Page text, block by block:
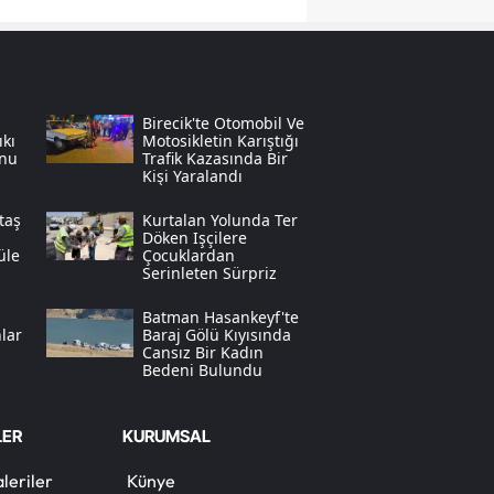
Aksaray
Bayburt
Karaman
Kırıkkale
Batman
Şırnak
Ardahan
Birecik'te Otomobil Ve
Motosikletin Karıştığı
Trafik Kazasında Bir
Kişi Yaralandı
Kurtalan Yolunda Ter
Döken Işçilere
Çocuklardan
Serinleten Sürpriz
Batman Hasankeyf'te
Baraj Gölü Kıyısında
Cansız Bir Kadın
Bedeni Bulundu
KURUMSAL
Künye